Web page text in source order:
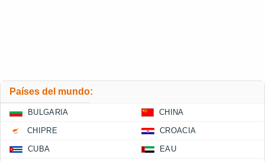
Países del mundo:
BULGARIA CHINA
CHIPRE CROACIA
CUBA EAU